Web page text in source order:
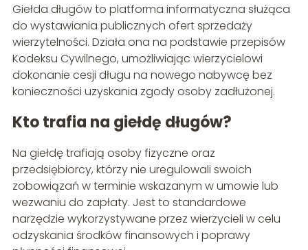
Giełda długów to platforma informatyczna służąca
do wystawiania publicznych ofert sprzedaży
wierzytelności. Działa ona na podstawie przepisów
Kodeksu Cywilnego, umożliwiając wierzycielowi
dokonanie cesji długu na nowego nabywcę bez
konieczności uzyskania zgody osoby zadłużonej.
Kto trafia na giełdę długów?
Na giełdę trafiają osoby fizyczne oraz
przedsiębiorcy, którzy nie uregulowali swoich
zobowiązań w terminie wskazanym w umowie lub
wezwaniu do zapłaty. Jest to standardowe
narzędzie wykorzystywane przez wierzycieli w celu
odzyskania środków finansowych i poprawy